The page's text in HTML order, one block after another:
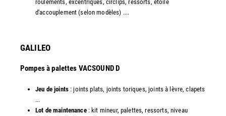
roulements, excentriques, circlips, ressorts, étoile
d'accouplement (selon modèles) ....​
GALILEO
Pompes à palettes VACSOUND D
Jeu de joints : joints plats, joints toriques, joints à lèvre, clapets
...
Lot de maintenance: kit mineur, palettes, ressorts, niveau